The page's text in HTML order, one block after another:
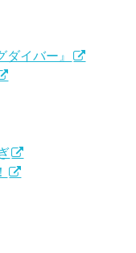
イバー』